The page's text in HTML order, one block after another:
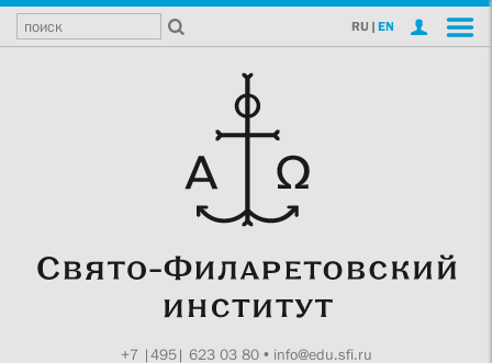
RU | EN
+7 |495| 623 03 80• info@edu.sfi.ru